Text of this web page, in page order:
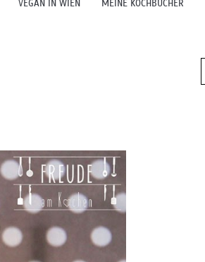
VEGAN IN WIEN MEINE KOCHBÜCHER